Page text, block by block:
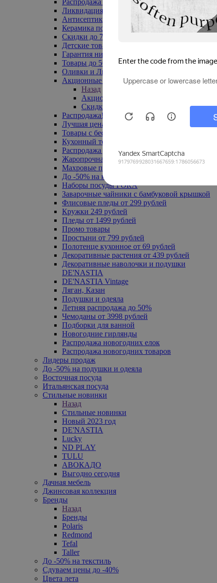
Ликвидация до -70%
Антисептики
Керамика по 129 руб
Скидки до 70%
Детские товары
Гарантия низкой цены
Товары до 500 руб
Оливки и Лимоны
Акционные товары
Назад
Акционные товары
Скидка 20% по промокоду
Распродажа! Ульяновск до -70%
Лучшая цена
Товары с бесплатной доставкой
Кухонный текстиль
Распродажа до -50%
Жаропрочная посуда
Махровые полотенца
До -50% на ковры
Наборы посуды FORA
Заварочные чайники с бамбуковой крышкой
Флисовые пледы от 299 рублей
Кружки 249 рублей
Пледы от 1499 рублей
Промо товары
Простыни от 799 рублей
Полотенце кухонное от 69 рублей
Декоративные растения от 439 рублей
Декоративные наволочки и подушки
DE'NASTIA
DE'NASTIA Vintage
Ляган, Казан
Подушки и одеяла
Летняя распродажа до 50%
Чемоданы от 3998 рублей
Подборки для ванной
Новогодние гирлянды
Распродажа новогодних елок
Распродажа новогодних товаров
Лидеры продаж
До -50% на подушки и одеяла
Восточная посуда
Итальянская посуда
Стильные новинки
Назад
Стильные новинки
Новый 2023 год
DE'NASTIA
Lucky
ND PLAY
TULU
АВОКАДО
Выгодно сегодня
Дачная мебель
Джинсовая коллекция
Бренды
Назад
Бренды
Polaris
Redmond
Tefal
Taller
До -50% на текстиль
Сдуваем цены до -40%
Цвета лета